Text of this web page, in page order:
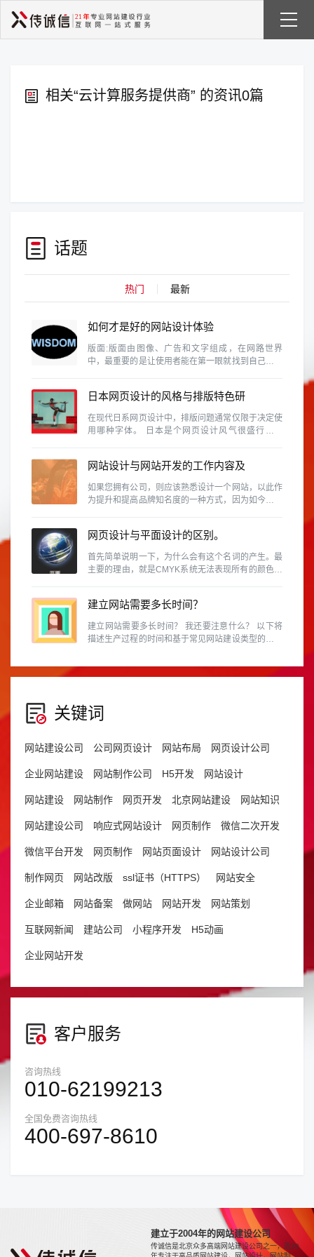
相关“云计算服务提供商” 的资讯0篇
话题
热门 最新
如何才是好的网站设计体验
版面:版面由图像、广告和文字组成，在网路世界
中，最重要的是让使用者能在第一眼就找到自己需要
日本网页设计的风格与排版特色研
究
在现代日系网页设计中，排版问题通常仅限于决定使
用哪种字体。 日本是个网页设计风气很盛行的国
因此日本的网页设计的具有参考价值
网站设计与网站开发的工作内容及
区别有那些？
如果您拥有公司，则应该熟悉设计一个网站，以此作
为提升和提高品牌知名度的一种方式，因为如今，商
网页设计与平面设计的区别。
首先简单说明一下，为什么会有这个名词的产生。最
主要的理由，就是CMYK系统无法表现所有的颜色。
建立网站需要多长时间？
建立网站需要多长时间？ 我还要注意什么？ 以下将
描述生产过程的时间和基于常见网站建设类型的预防
关键词
网站建设公司 公司网页设计 网站布局 网页设计公司
企业网站建设 网站制作公司 H5开发 网站设计
网站建设 网站制作 网页开发 北京网站建设 网站知识
网站建设公司 响应式网站设计 网页制作 微信二次开发
微信平台开发 网页制作 网站页面设计 网站设计公司
制作网页 网站改版 ssl证书（HTTPS） 网站安全
企业邮箱 网站备案 做网站 网站开发 网站策划
互联网新闻 建站公司 小程序开发 H5动画
企业网站开发
客户服务
咨询热线
010-62199213
全国免费咨询热线
400-697-8610
建立于2004年的网站建设公司
传诚信是北京众多高端网站建设公司之一，近20